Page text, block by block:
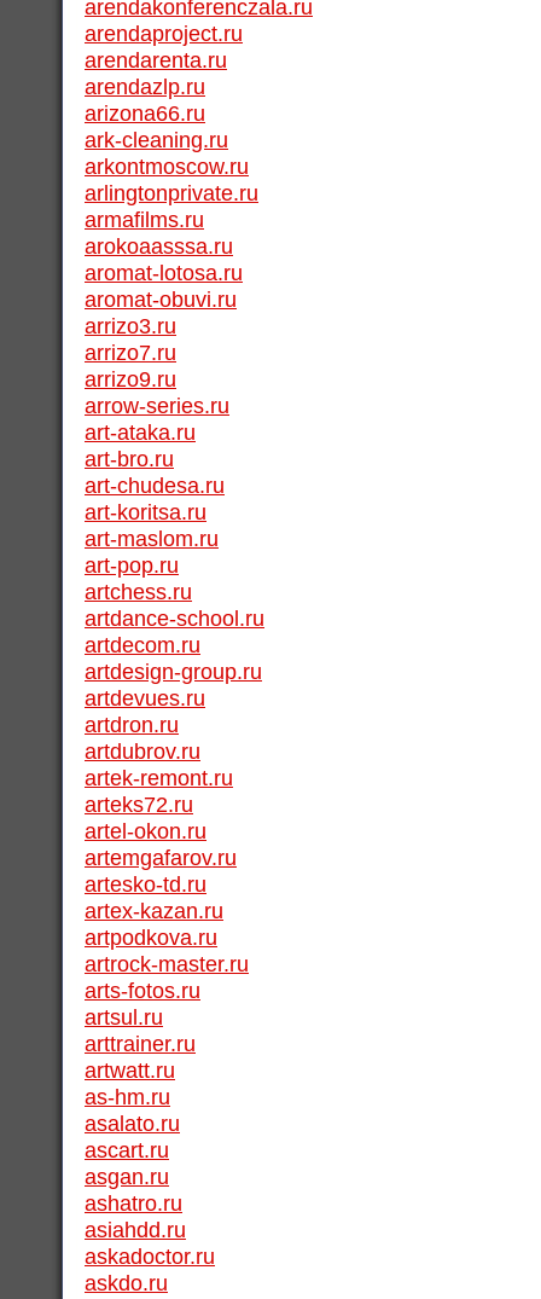
arendakonferenczala.ru
arendaproject.ru
arendarenta.ru
arendazlp.ru
arizona66.ru
ark-cleaning.ru
arkontmoscow.ru
arlingtonprivate.ru
armafilms.ru
arokoaasssa.ru
aromat-lotosa.ru
aromat-obuvi.ru
arrizo3.ru
arrizo7.ru
arrizo9.ru
arrow-series.ru
art-ataka.ru
art-bro.ru
art-chudesa.ru
art-koritsa.ru
art-maslom.ru
art-pop.ru
artchess.ru
artdance-school.ru
artdecom.ru
artdesign-group.ru
artdevues.ru
artdron.ru
artdubrov.ru
artek-remont.ru
arteks72.ru
artel-okon.ru
artemgafarov.ru
artesko-td.ru
artex-kazan.ru
artpodkova.ru
artrock-master.ru
arts-fotos.ru
artsul.ru
arttrainer.ru
artwatt.ru
as-hm.ru
asalato.ru
ascart.ru
asgan.ru
ashatro.ru
asiahdd.ru
askadoctor.ru
askdo.ru